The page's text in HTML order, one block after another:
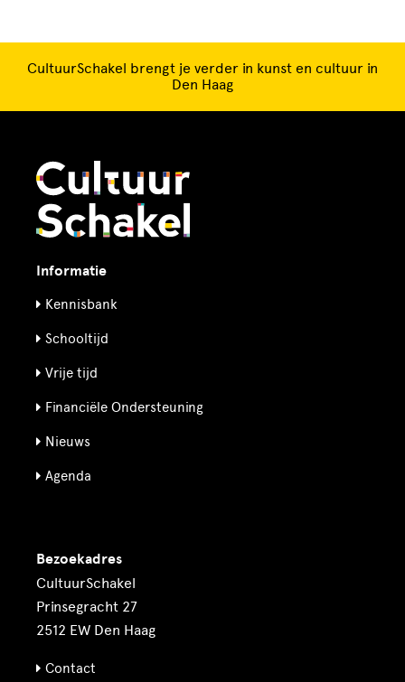
CultuurSchakel brengt je verder in kunst en cultuur in
Den Haag
Informatie
Kennisbank
Schooltijd
Vrije tijd
Financiële Ondersteuning
Nieuws
Agenda
Bezoekadres
CultuurSchakel
Prinsegracht 27
2512 EW Den Haag
Contact